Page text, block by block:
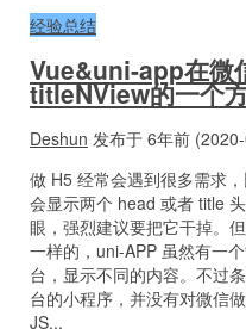
经验总结
Vue&uni-app在微
titleNView的一个
Deshun 发布于 6年前
做 H5 经常会遇到很多需求
会显示两个 head 或者 title
眼，强烈建议要把它干掉。
一样的，uni-APP 虽然有一
台，显示不同的内容。不过
台的小程序，并没有对微信
JS...